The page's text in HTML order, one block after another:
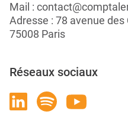
Mail :
Adresse : 78 avenue
75008 Paris
Réseaux sociaux